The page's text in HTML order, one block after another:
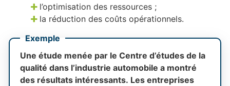
l’optimisation des ressources ;
la réduction des coûts opérationnels.
Exemple
Une étude menée par le Centre d’études de la
qualité dans l’industrie automobile a montré
des résultats intéressants. Les entreprises